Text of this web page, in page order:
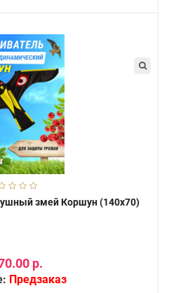
змей Коршун (140x70)
р.
Предзаказ